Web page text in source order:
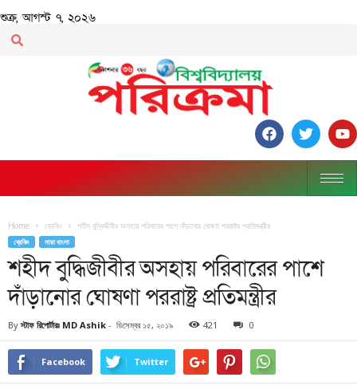
শুক্র, আগস্ট ৭, ২০২৬
Home ব্রেকিং শহীদ বুদ্ধিজীবীর অসহায় পরিবারের পাশে দাঁড়ানোর ঘোষণা পররাষ্ট্র প্রতিমন্ত্রীর
ব্রেকিং সারা বাংলা
শহীদ বুদ্ধিজীবীর অসহায় পরিবারের পাশে
দাঁড়ানোর ঘোষণা পররাষ্ট্র প্রতিমন্ত্রীর
By স্টাফ রিপোর্টারঃ MD Ashik - ডিসেম্বর ১৫, ২০১৯ 421 0
Facebook Twitter